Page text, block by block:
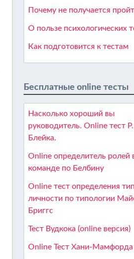
Почему не получается
О пользе психологических
Как подготовится к тестам
Бесплатные online тесты
Насколько хороший вы
руководитель. Online тест Р.
Блейка.
Online определитель ролей
команде по Белбину
Online тест определения
личности по типологии
Бриггс
Тест Вудкока (online версия)
Online Тест Хани-Мамфорда